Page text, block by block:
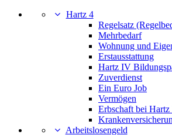
Hartz 4
Regelsatz
Mehrbedarf
Wohnung und
Erstausstattung
Hartz IV
Zuverdienst
Ein Euro Job
Vermögen
Erbschaft bei
Arbeitslosengeld